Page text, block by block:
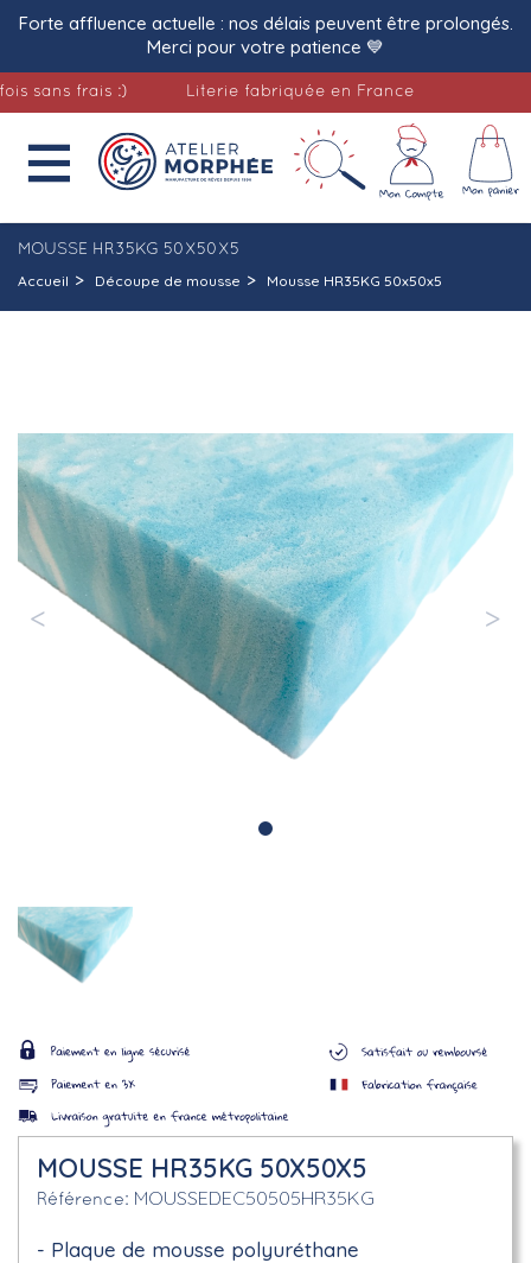
Forte affluence actuelle : nos délais peuvent être prolongés.
Merci pour votre patience 💙
frais :) Literie fabriquée en France

MOUSSE HR35KG 50X50X5
Accueil Découpe de mousse Mousse HR35KG 50x50x5
MOUSSE HR35KG 50X50X5
Référence MOUSSEDEC50505HR35KG
Plaque de mousse polyuréthane